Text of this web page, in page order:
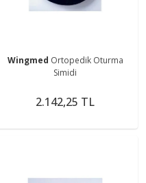
Wingmed Ortopedik Oturma
Simidi
2.142,25 TL